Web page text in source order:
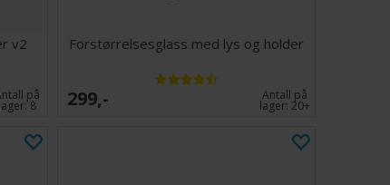
v2
på
lager:8
Forstørrelsesglass med lys og holder
299,- Antall på
lager:20+